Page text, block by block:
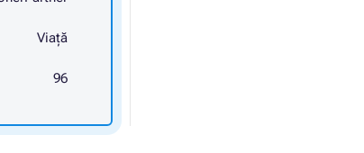
Viaţă
96